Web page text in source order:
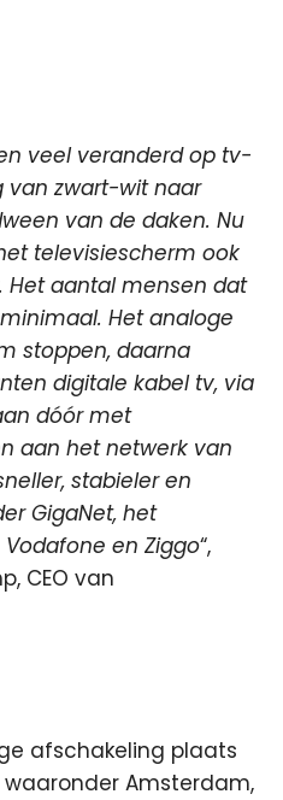
veel veranderd op tv-
van zwart-wit naar
van de daken. Nu
televisiescherm ook
aantal mensen dat
Het analoge
stoppen, daarna
digitale kabel tv, via
dóór met
aan het netwerk van
stabieler en
GigaNet, het
en Ziggo“,
CEO van
afschakeling plaats
waaronder Amsterdam,